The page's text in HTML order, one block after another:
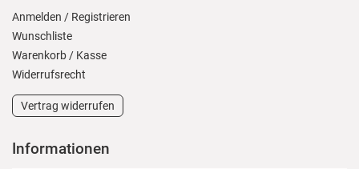
Anmelden / Registrieren
Wunschliste
Warenkorb / Kasse
Widerrufs­recht
Vertrag widerrufen
Informationen